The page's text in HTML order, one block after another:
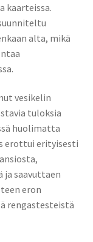
kaarteissa.
alta, mikä
vesikelin
tuloksia
huolimatta
erottui erityisesti
ja saavuttaen
eron
rengastesteistä